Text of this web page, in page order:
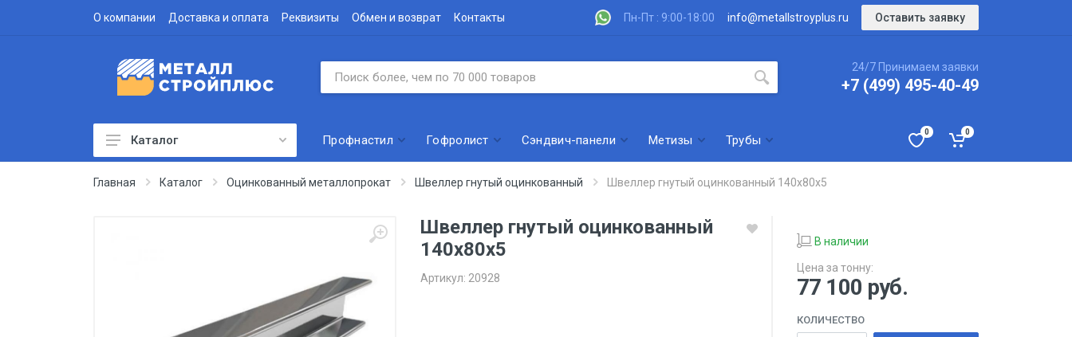
О компании Доставка и оплата Реквизиты Обмен и возврат Контакты Пн-Пт : 9:00-18:00 info@metallstroyplus.ru Оставить заявку
24/7 Принимаем заявки
+7 (499) 495-40-49
Профнастил
Каталог Профнастил Гофролист Сэндвич-панели Метизы Трубы
0 0
Главная Каталог Оцинкованный металлопрокат Швеллер гнутый оцинкованный Швеллер гнутый оцинкованный 140х80х5
Швеллер гнутый оцинкованный
140х80х5
Артикул: 20928
В наличии
Цена за тонну:
77 100 руб.
КОЛИЧЕСТВО